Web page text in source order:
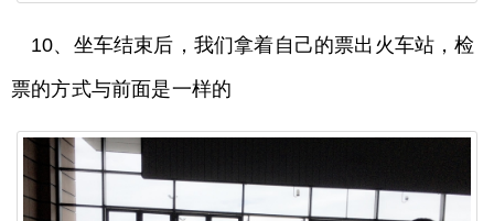
10、坐车结束后，我们拿着自己的票出火车站，检
票的方式与前面是一样的